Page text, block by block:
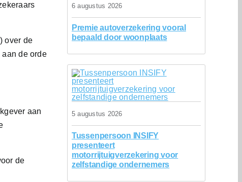
over de
de orde
aan
de
6 augustus 2026
Premie autoverzekering vooral
bepaald door woonplaats
5 augustus 2026
Tussenpersoon INSIFY
presenteert
motorrijtuigverzekering voor
zelfstandige ondernemers